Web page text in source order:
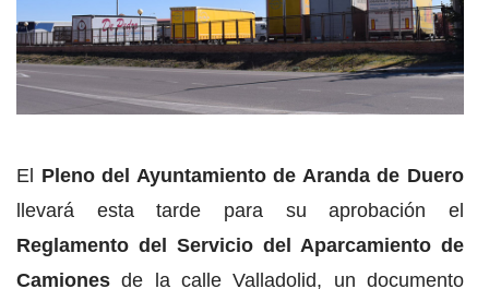
El Pleno del Ayuntamiento de Aranda de Duero
llevará esta tarde para su aprobación el
Reglamento del Servicio del Aparcamiento de
Camiones de la calle Valladolid, un documento